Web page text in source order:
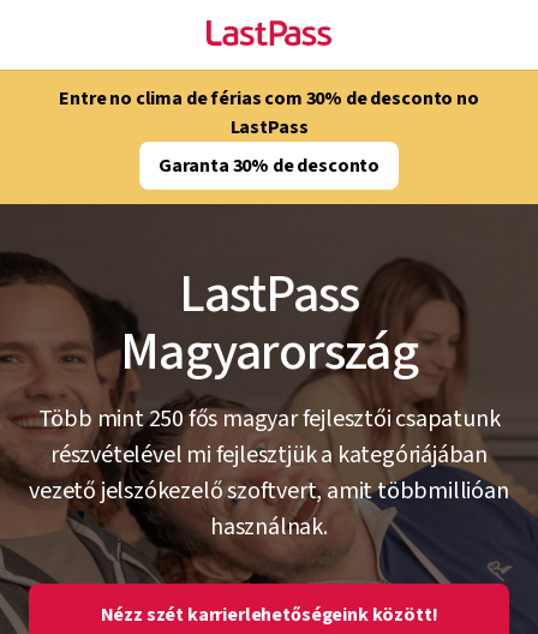
Entre no clima de férias com 30% de desconto no
LastPass
Garanta 30% de desconto
LastPass
Magyarország
Több mint 250 fős magyar fejlesztői csapatunk
részvételével mi fejlesztjük a kategóriájában
vezető jelszókezelő szoftvert, amit többmillióan
használnak.
Nézz szét karrierlehetőségeink között!